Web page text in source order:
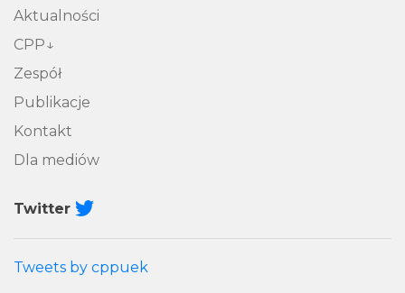
Aktualności
CPP
Zespół
Publikacje
Kontakt
Dla mediów
Twitter
Tweets by cppuek